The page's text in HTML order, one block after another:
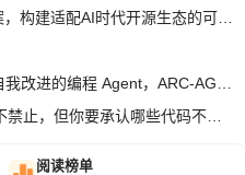
阅读榜单